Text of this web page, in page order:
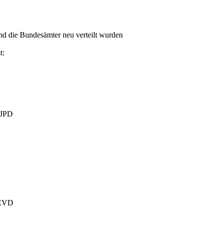
die Bundesämter neu verteilt wurden